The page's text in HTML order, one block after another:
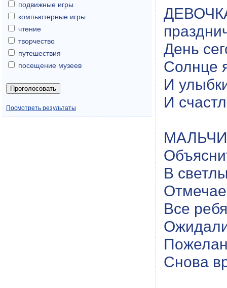
День
Солнце
И
И
В
Все
Снова
подвижные игры
компьютерные игры
чтение
творчество
путешествия
посещение музеев
Посмотреть результаты